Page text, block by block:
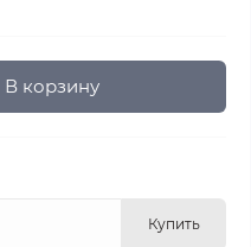
В корзину
Купить